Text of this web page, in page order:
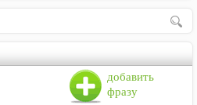
добавить
фразу